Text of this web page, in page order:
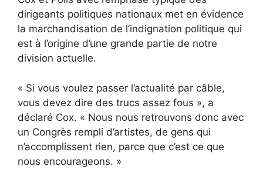
dirigeants politiques nationaux met en évidence
la marchandisation de l’indignation politique qui
est à l’origine d’une grande partie de notre
division actuelle.
« Si vous voulez passer l’actualité par câble,
vous devez dire des trucs assez fous », a
déclaré Cox. « Nous nous retrouvons donc avec
un Congrès rempli d’artistes, de gens qui
n’accomplissent rien, parce que c’est ce que
nous encourageons. »